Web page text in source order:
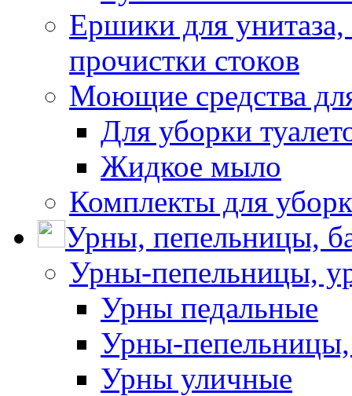
Ершики для
прочистки стоков
Моющие средства
Для уборки
Жидкое мыло
Комплекты для
Урны, пепельницы,
Урны-пепельницы,
Урны педальные
Урны-
Урны уличные